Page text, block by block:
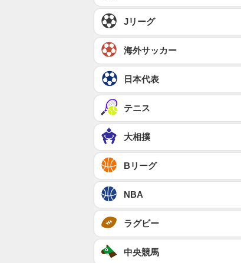
Jリーグ
海外サッカー
日本代表
テニス
大相撲
Bリーグ
NBA
ラグビー
中央競馬